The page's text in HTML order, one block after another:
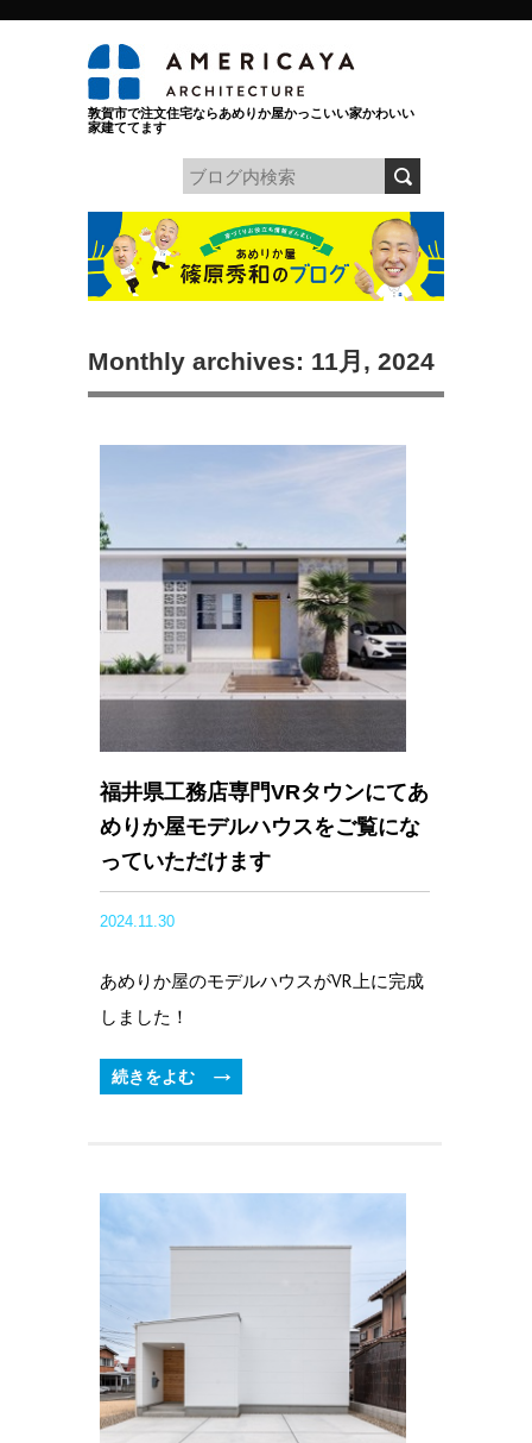
敦賀市で注文住宅ならあめりか屋かっこいい家かわいい
家建ててます
Monthly archives: 11月, 2024
福井県工務店専門VRタウンにてあ
めりか屋モデルハウスをご覧にな
っていただけます
2024.11.30
あめりか屋のモデルハウスがVR上に完成
しました！
続きをよむ